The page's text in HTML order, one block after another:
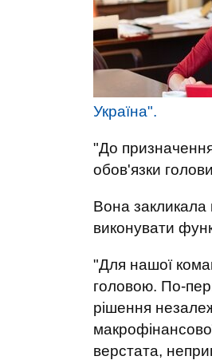
Україна".
"До
обов'язки
Вона закликала
виконувати
"Для нашої
головою. По-
рішення
верстата,